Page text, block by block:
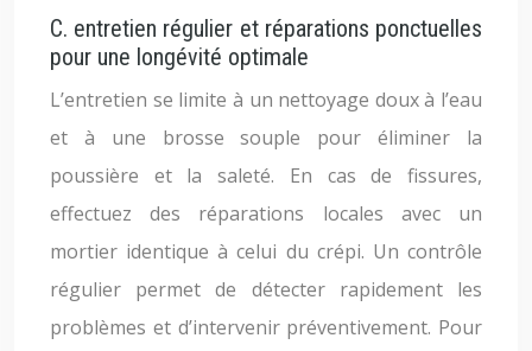
C. entretien régulier et réparations ponctuelles
pour une longévité optimale
L’entretien se limite à un nettoyage doux à l’eau
et à une brosse souple pour éliminer la
poussière et la saleté. En cas de fissures,
effectuez des réparations locales avec un
mortier identique à celui du crépi. Un contrôle
régulier permet de détecter rapidement les
problèmes et d’intervenir préventivement. Pour